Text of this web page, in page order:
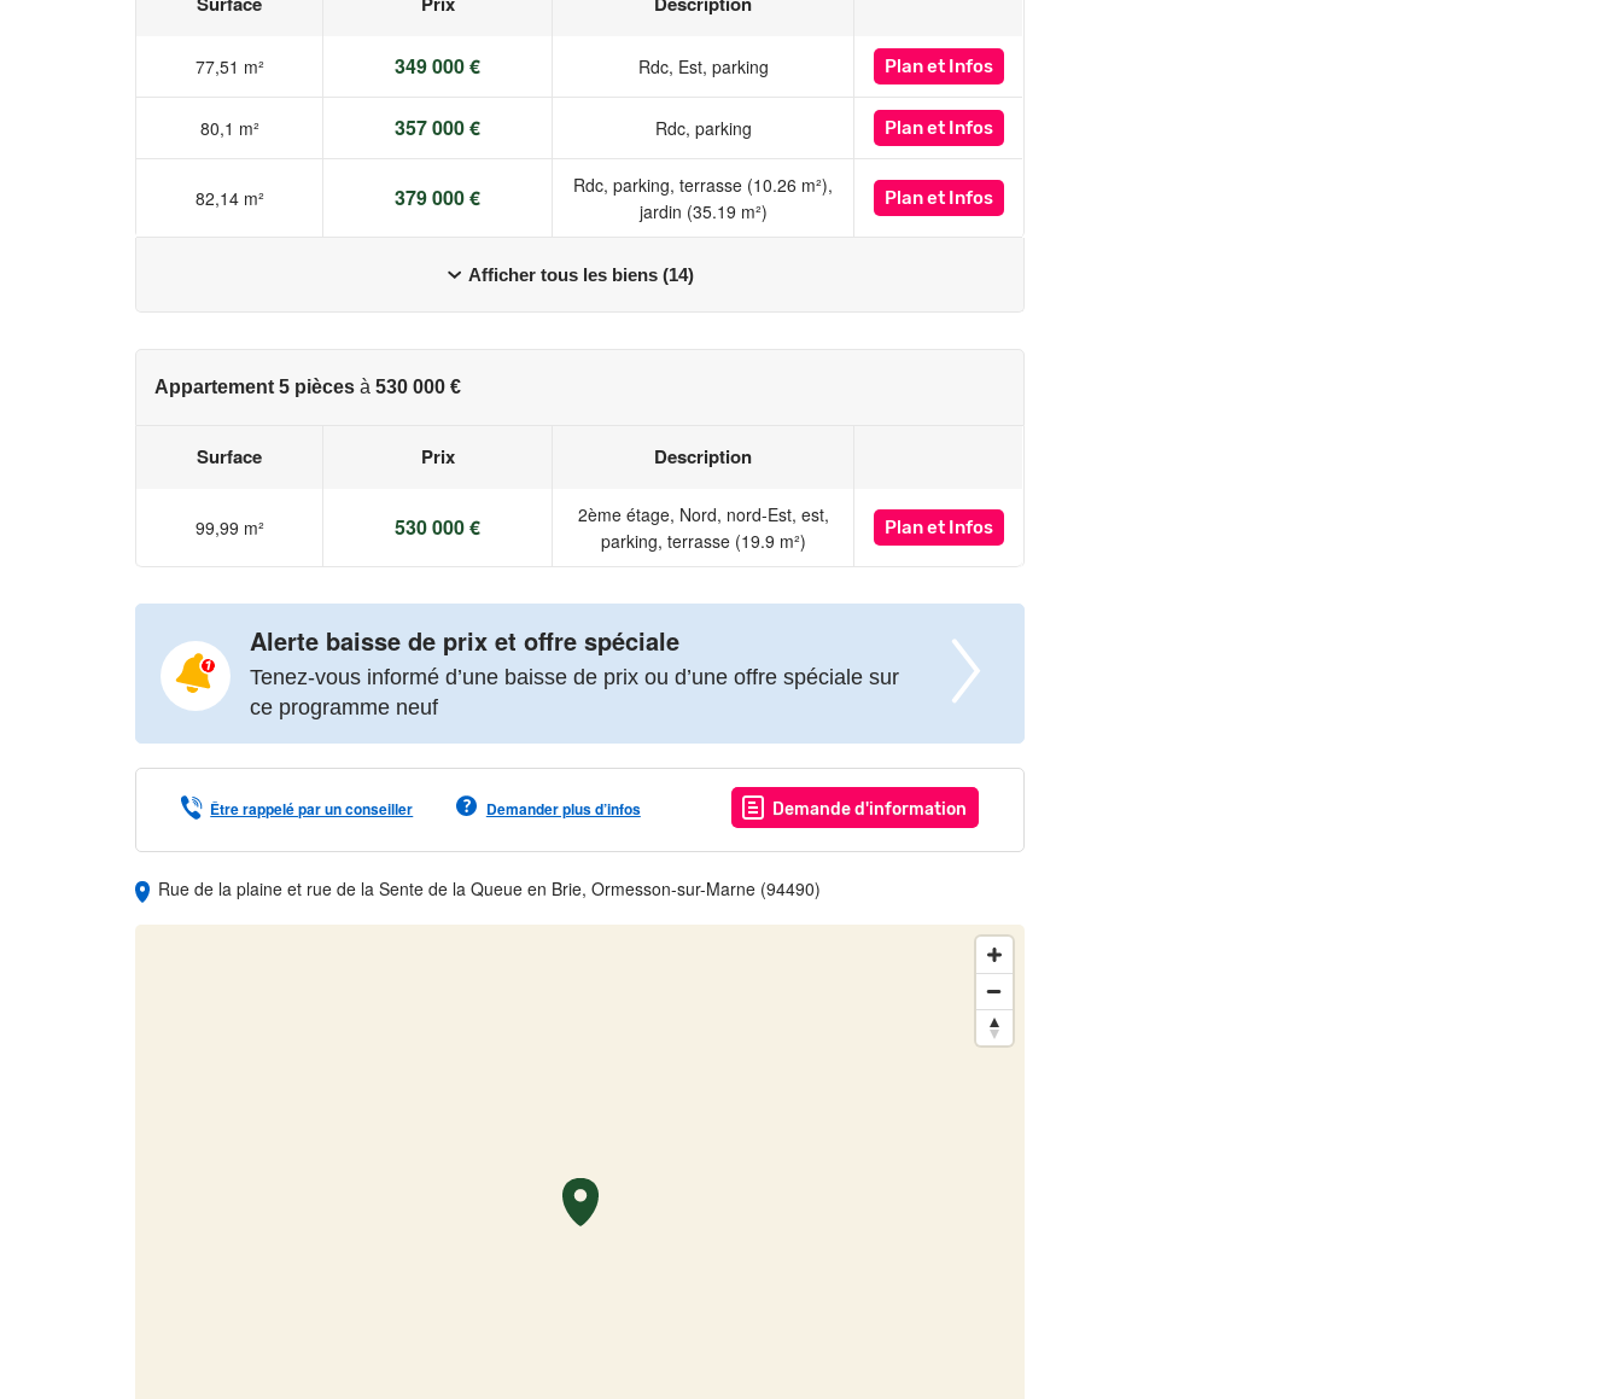
77,51 m² 349 000 € Rdc, Est, parking Planet Infos
80,1 m² 357 000 € Rdc, parking Planet Infos
82,14 m² 379 000 €
Rdc, parking, terrasse (10.26 m²),
jardin (35.19 m²)
Planet Infos
Afficher tous les biens (14)
Appartement 5 pièces à 530 000 €
Surface Prix Description
99,99 m² 530 000 €
2ème étage, Nord, nord-Est, est,
parking, terrasse (19.9 m²)
Planet Infos
Alerte baisse de prix et offre spéciale
Tenez-vous informé d’une baisse de prix ou d’une offre spéciale sur
ce programme neuf
Être rappelé par un conseiller Demander plus d’infos Demande d'information
Rue de la plaine et rue de la Sente de la Queue en Brie, Ormesson-sur-Marne (94490)